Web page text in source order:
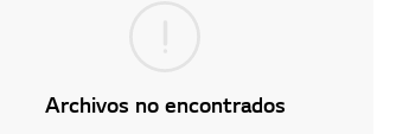
Archivos no encontrados